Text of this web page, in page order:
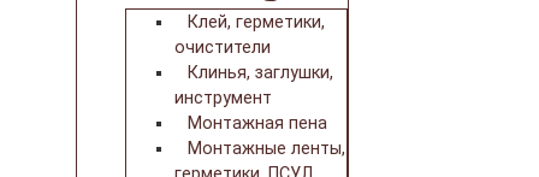
Клей, герметики,
очистители
Клинья, заглушки,
инструмент
Монтажная пена
Монтажные ленты,